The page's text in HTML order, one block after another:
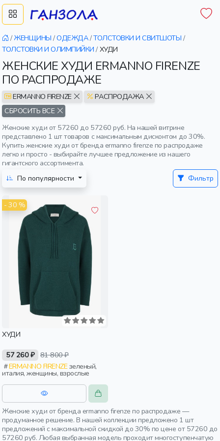
/ ЖЕНЩИНЫ /ОДЕЖДА/ТОЛСТОВКИ И СВИТШОТЫ /
ТОЛСТОВКИ И ОЛИМПИЙКИ / ХУДИ
ЖЕНСКИЕ ХУДИ ERMANNO FIRENZE
ПО РАСПРОДАЖЕ
ERMANNO FIRENZE
РАСПРОДАЖА
СБРОСИТЬ ВСЕ
Женские худи от 57260 до 57260 руб. На нашей витрине
представлено 1 шт товаров с максимальным дисконтом до 30%.
Купить женские худи от бренда ermanno firenze по распродаже
легко и просто - выбирайте лучшее предложение из нашего
гигантского ассортимента.
По популярности
Фильтр
- 30 %
ХУДИ
57 260 ₽ 81 800 ₽
ERMANNO FIRENZEзеленый,
италия, женщины, взрослые
Женские худи от бренда ermanno firenze по распродаже —
продуманное решение. В нашей коллекции предложено 1 шт
предложений с максимальной скидкой до 30% по цене от 57260 до
57260 руб. Любая выбранная модель проходит многоступенчатую